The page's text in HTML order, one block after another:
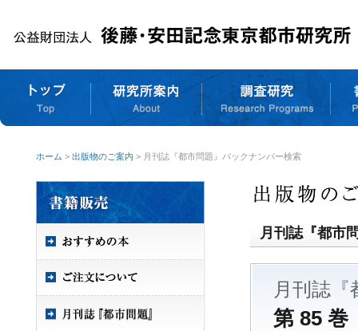
ホーム > 出版物のご案内 > 月刊誌『都市問題』バックナンバー検索
月刊誌『都市
月刊誌『
第 85